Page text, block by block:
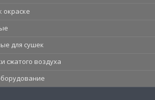
окраске
для сушек
сжатого воздуха